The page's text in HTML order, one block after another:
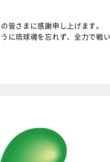
皆さまに感謝申し上げます。
に琉球魂を忘れず、全力で戦